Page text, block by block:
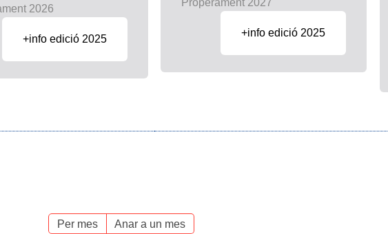
2026
+info edició 2025
Properament 2027
+info edició 2025
Per mes Anar a un mes